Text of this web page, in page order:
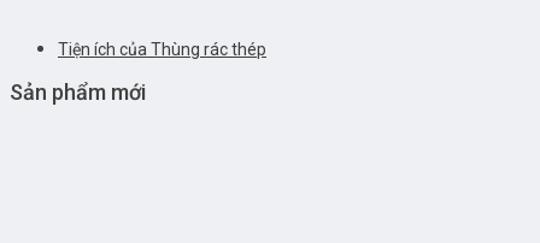
Tiện ích của Thùng rác thép
Sản phẩm mới